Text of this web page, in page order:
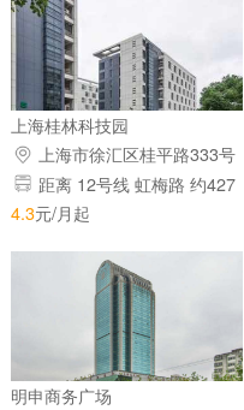
上海桂林科技园
上海市徐汇区桂平路333号
距离 12号线 虹梅路 约427
米 距离 9号线 漕河泾开发区 约
4.3元/月起
明申商务广场